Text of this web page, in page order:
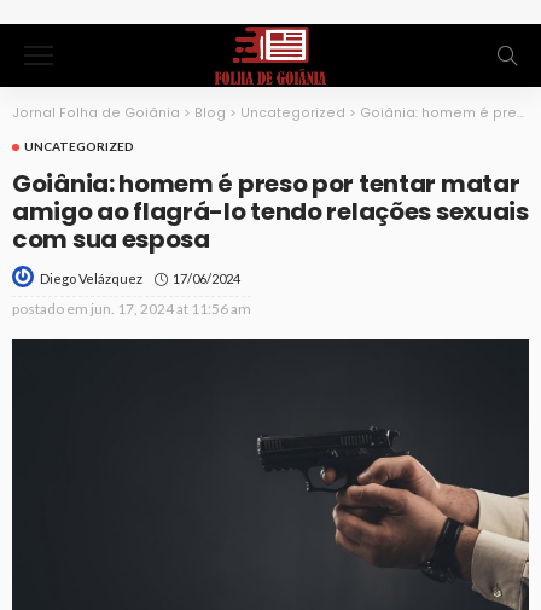
Jornal Folha de Goiânia > Blog > Uncategorized > Goiânia: homem é preso por tentar matar amigo ao flagrá-lo tendo relações sexuais com sua esposa
UNCATEGORIZED
Goiânia: homem é preso por tentar matar
amigo ao flagrá-lo tendo relações sexuais
com sua esposa
Diego Velázquez 17/06/2024
postado em jun. 17, 2024 at 11:56 am